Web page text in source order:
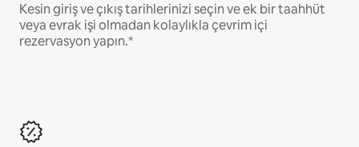
Kesin giriş ve çıkış tarihlerinizi seçin ve ek bir taahhüt
veya evrak işi olmadan kolaylıkla çevrim içi
rezervasyon yapın.*